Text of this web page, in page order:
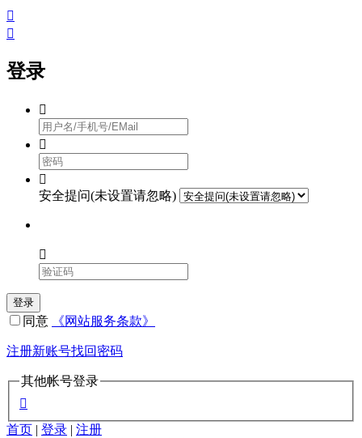


登录



安全提问(未设置请忽略)

登录
同意 《网站服务条款》
注册新账号找回密码
其他帐号登录

首页 | 登录 | 注册